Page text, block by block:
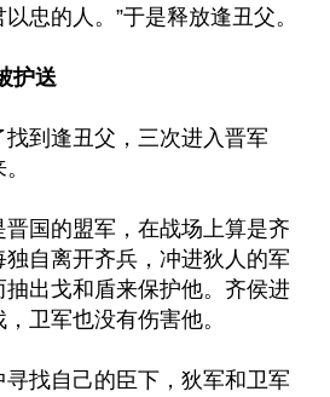
忠的人。”于是释放逢丑父。
护送
到逢丑父，三次进入晋军
国的盟军，在战场上算是齐
自离开齐兵，冲进狄人的军
抽出戈和盾来保护他。齐侯进
卫军也没有伤害他。
寻找自己的臣下，狄军和卫军